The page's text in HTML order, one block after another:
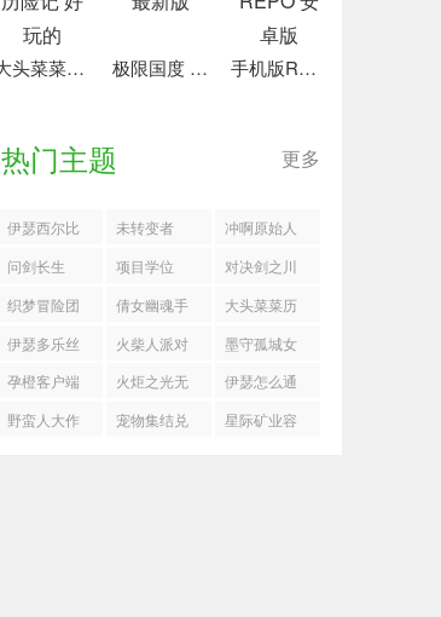
大头菜菜历险记 好玩的 极限国度 最新版 手机版REPO 安卓版
热门主题 更多
伊瑟西尔比
技能怎么加
点
未转变者
冲啊原始人
问剑长生
2025最新密
令一览
项目学位
对决剑之川
怎么打魔化
楚青
织梦冒险团
阵容
倩女幽魂手
游兑换码
大头菜菜历
险记完整版
伊瑟多乐丝
玩法搭配攻
略
火柴人派对
墨守孤城女
巫侠客流搭
配推荐
孕橙客户端
下载
火炬之光无
限沙海大享4
伊瑟怎么通
过虚烬探索
野蛮人大作
宠物集结兑
星际矿业容